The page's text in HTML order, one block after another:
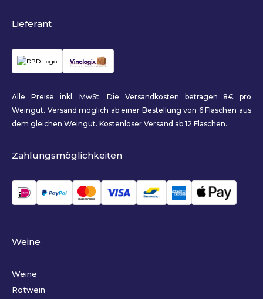
Lieferant
Alle Preise inkl. MwSt. Die Versandkosten betragen 8€ pro
Weingut. Versand möglich ab einer Bestellung von 6 Flaschen aus
dem gleichen Weingut. Kostenloser Versand ab 12 Flaschen.
Zahlungsmöglichkeiten
Weine
Weine
Rotwein